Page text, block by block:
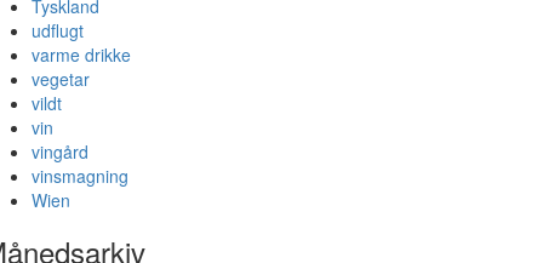
Tyskland
udflugt
varme drikke
vegetar
vildt
vin
vingård
vinsmagning
Wien